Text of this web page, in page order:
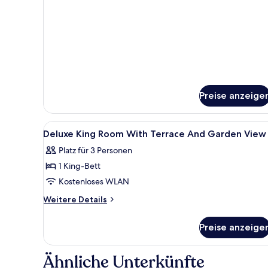
Preise
Alle
Fotos
für
Deluxe
King
Room
And
Garden
View
Hochwertige Bettwaren,
3
Deluxe King Room With Terrace And Garden View
Platz für 3 Personen
1 King-Bett
Kostenloses WLAN
Weitere Details
Weitere
King
Room
With
Preise
Ähnliche Unterkünfte